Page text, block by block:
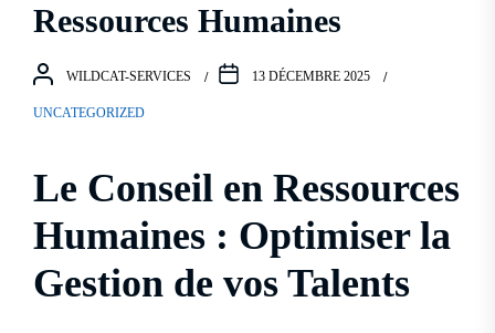
Ressources Humaines
WILDCAT-SERVICES 13 DÉCEMBRE 2025
UNCATEGORIZED
Le Conseil en Ressources
Humaines : Optimiser la
Gestion de vos Talents